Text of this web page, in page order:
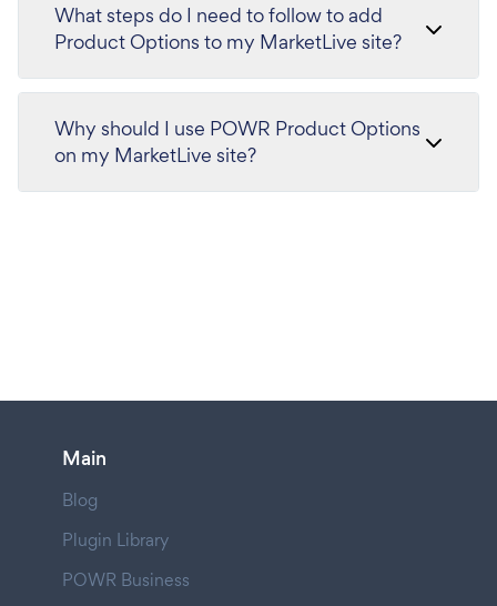
What steps do I need to follow to add
Product Options to my MarketLive site?
Why should I use POWR Product Options
on my MarketLive site?
Main
Blog
Plugin Library
POWR Business